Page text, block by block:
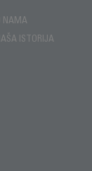
NAMA
ISTORIJA